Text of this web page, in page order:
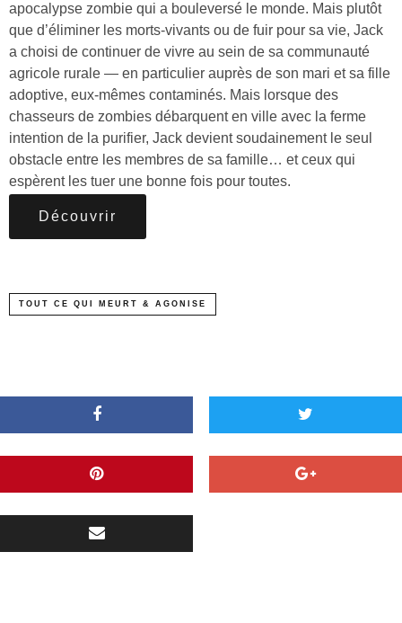
apocalypse zombie qui a bouleversé le monde. Mais plutôt
que d’éliminer les morts-vivants ou de fuir pour sa vie, Jack
a choisi de continuer de vivre au sein de sa communauté
agricole rurale — en particulier auprès de son mari et sa fille
adoptive, eux-mêmes contaminés. Mais lorsque des
chasseurs de zombies débarquent en ville avec la ferme
intention de la purifier, Jack devient soudainement le seul
obstacle entre les membres de sa famille… et ceux qui
espèrent les tuer une bonne fois pour toutes.
Découvrir
TOUT CE QUI MEURT & AGONISE